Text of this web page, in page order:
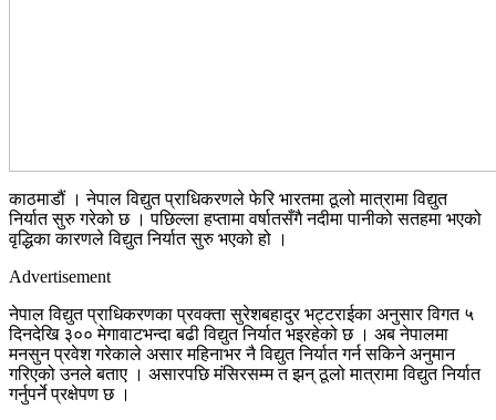
काठमाडौं । नेपाल विद्युत प्राधिकरणले फेरि भारतमा ठूलो मात्रामा विद्युत
निर्यात सुरु गरेको छ । पछिल्ला हप्तामा वर्षातसँगै नदीमा पानीको सतहमा भएको
वृद्धिका कारणले विद्युत निर्यात सुरु भएको हो ।
Advertisement
नेपाल विद्युत प्राधिकरणका प्रवक्ता सुरेशबहादुर भट्टराईका अनुसार विगत ५
दिनदेखि ३०० मेगावाटभन्दा बढी विद्युत निर्यात भइरहेको छ । अब नेपालमा
मनसुन प्रवेश गरेकाले असार महिनाभर नै विद्युत निर्यात गर्न सकिने अनुमान
गरिएको उनले बताए । असारपछि मंसिरसम्म त झन् ठूलो मात्रामा विद्युत निर्यात
गर्नुपर्ने प्रक्षेपण छ ।